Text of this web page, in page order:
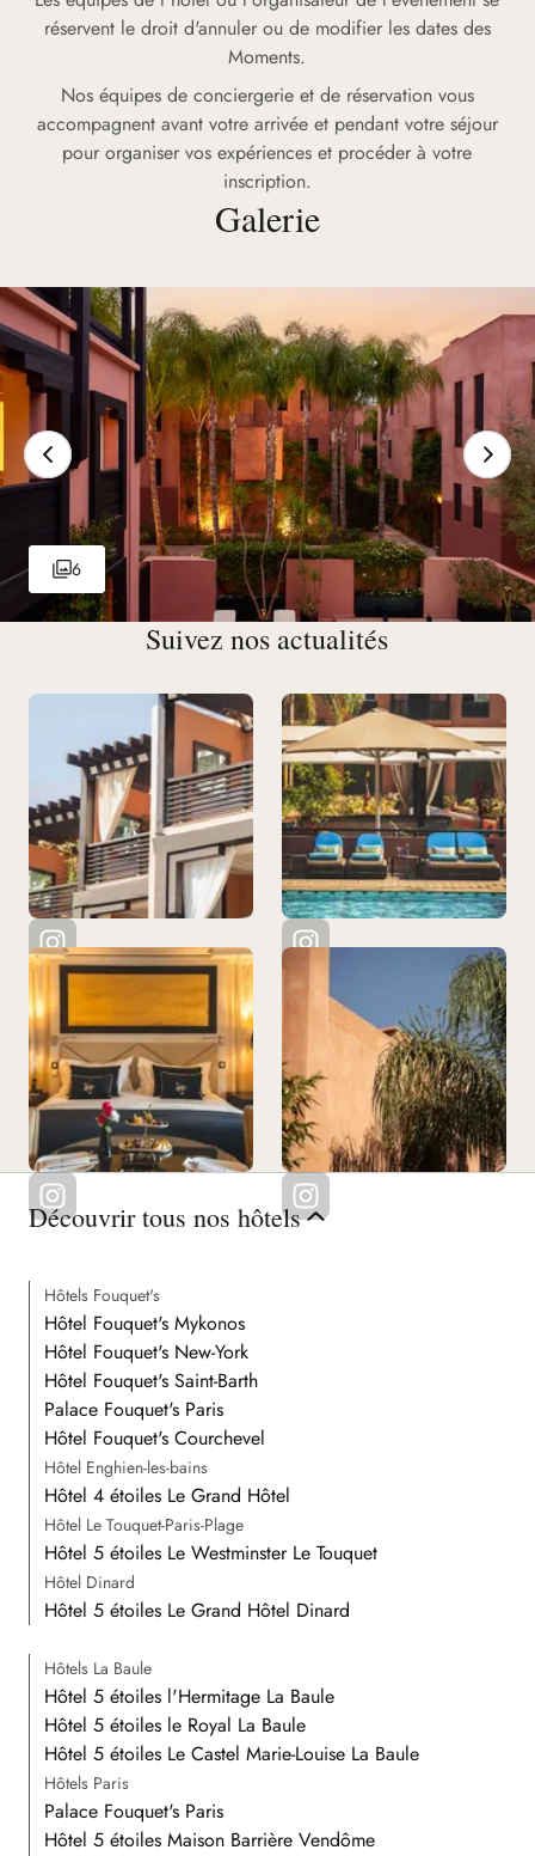
réservent le droit d'annuler ou de modifier les dates des
Moments.
Nos équipes de conciergerie et de réservation vous
accompagnent avant votre arrivée et pendant votre séjour
pour organiser vos expériences et procéder à votre
inscription.
Galerie
6
Suivez nos actualités
Découvrir tous nos hôtels
Hôtels Fouquet's
Hôtel Fouquet's Mykonos
Hôtel Fouquet's New-York
Hôtel Fouquet's Saint-Barth
Palace Fouquet's Paris
Hôtel Fouquet's Courchevel
Hôtel Enghien-les-bains
Hôtel 4 étoiles Le Grand Hôtel
Hôtel Le Touquet-Paris-Plage
Hôtel 5 étoiles Le Westminster Le Touquet
Hôtel Dinard
Hôtel 5 étoiles Le Grand Hôtel Dinard
Hôtels La Baule
Hôtel 5 étoiles l'Hermitage La Baule
Hôtel 5 étoiles le Royal La Baule
Hôtel 5 étoiles Le Castel Marie-Louise La Baule
Hôtels Paris
Palace Fouquet's Paris
Hôtel 5 étoiles Maison Barrière Vendôme